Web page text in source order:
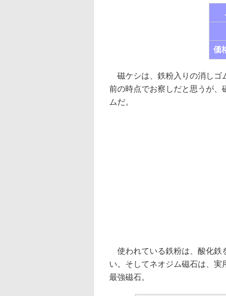
価
磁ケシは、鉄粉入りの消しゴ
前の時点でお察しだと思うが、
ムだ。
使われている鉄粉は、酸化鉄
い。そしてネオジム磁石は、実
最強磁石。